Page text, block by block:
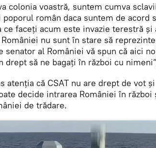
colonia voastră, suntem cumva
român daca suntem de acord
ce faceți acum este invazie terestră și
nu sunt în stare să
senator al României vă spun că aici
drept să ne bagați în război cu
atenția că CSAT nu are drept de vot
decide intrarea României în război
de trădare.